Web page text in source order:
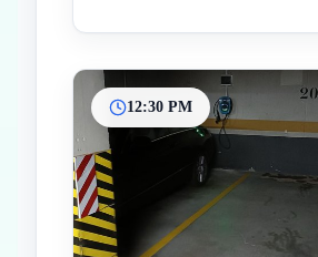
12:30 PM